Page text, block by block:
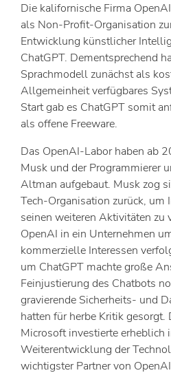
Die kalifornische Firma
als Non-Profit-Organisation
Entwicklung künstlicher
ChatGPT. Dementsprechend
Sprachmodell zunächst als
Allgemeinheit verfügbares
Start gab es ChatGPT somit
als offene Freeware.
Das OpenAI-Labor haben ab
Musk und der Programmierer
Altman aufgebaut. Musk zog
Tech-Organisation zurück,
seinen weiteren Aktivitäten
OpenAI in ein Unternehmen
kommerzielle Interessen
um ChatGPT machte große
Feinjustierung des Chatbots
gravierende Sicherheits- und
hatten für herbe Kritik
Microsoft investierte erheblich
Weiterentwicklung der
wichtigster Partner von